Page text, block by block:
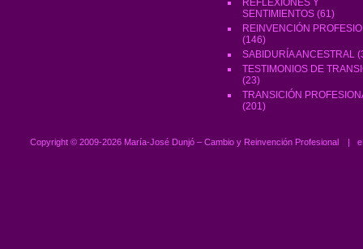
SENTIMIENTOS (61)
REINVENCIÓN
(146)
SABIDURÍA ANCESTRAL
TESTIMONIOS DE
(23)
TRANSICIÓN
(201)
Copyright © 2009-2026 María-José Dunjó – Cambio y Reinvención Profesional |